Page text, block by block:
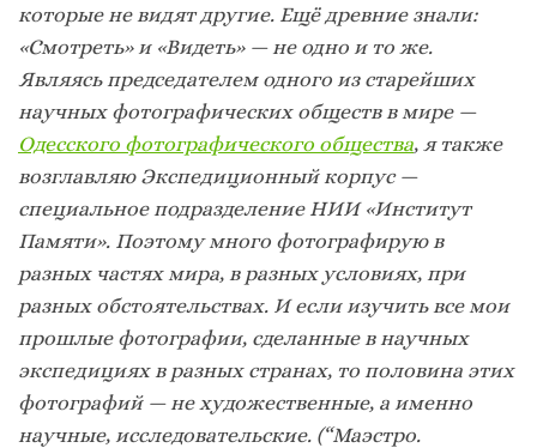
которые не видят другие. Ещё древние знали:
«Смотреть» и «Видеть» — не одно и то же.
Являясь председателем одного из старейших
научных фотографических обществ в мире —
Одесского фотографического общества, я также
возглавляю Экспедиционный корпус —
специальное подразделение НИИ «Институт
Памяти». Поэтому много фотографирую в
разных частях мира, в разных условиях, при
разных обстоятельствах. И если изучить все мои
прошлые фотографии, сделанные в научных
экспедициях в разных странах, то половина этих
фотографий — не художественные, а именно
научные, исследовательские. (“Маэстро.